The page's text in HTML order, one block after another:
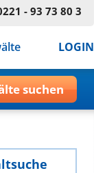
- 93 73 80 3
LOGIN